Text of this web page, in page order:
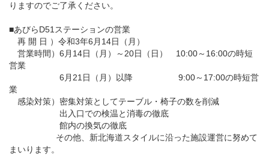
りますのでご了承ください。
■あびらD51ステーションの営業
再 開 日 ）令和3年6月14日（月）
営業時間）6月14日（月）～20日（日） 10:00～16:00の時短
営業
6月21日（月）以降 9:00～17:00の時短営
業
感染対策）密集対策としてテーブル・椅子の数を削減
出入口での検温と消毒の徹底
館内の換気の徹底
その他、新北海道スタイルに沿った施設運営に努めて
まいります。